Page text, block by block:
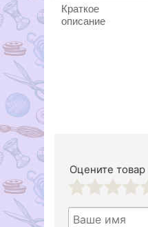
Краткое
описание
Оцените товар